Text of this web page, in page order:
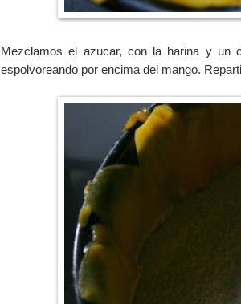
Mezclamos el azucar, con la harina y un
espolvoreando por encima del mango.